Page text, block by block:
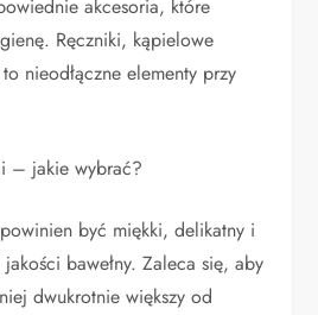
akcesoria, które
Ręczniki, kąpielowe
nieodłączne elementy przy
– jakie wybrać?
być miękki, delikatny i
bawełny. Zaleca się, aby
dwukrotnie większy od